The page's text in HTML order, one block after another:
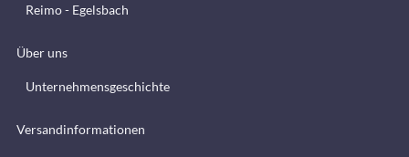
Reimo - Egelsbach
Über uns
Unternehmensgeschichte
Versandinformationen